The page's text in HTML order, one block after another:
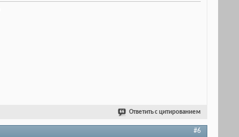
Ответить с цитированием
#6